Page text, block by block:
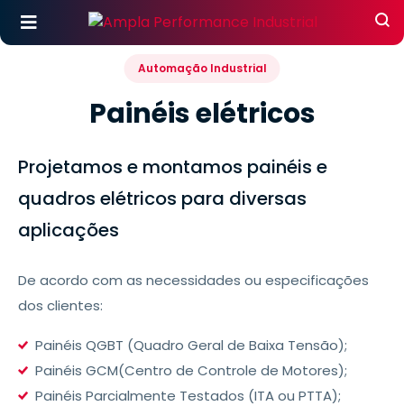
Automação Industrial
Painéis elétricos
Projetamos e montamos painéis e
quadros elétricos para diversas
aplicações
De acordo com as necessidades ou especificações
dos clientes:
Painéis QGBT (Quadro Geral de Baixa Tensão);
Painéis GCM(Centro de Controle de Motores);
Painéis Parcialmente Testados (ITA ou PTTA);